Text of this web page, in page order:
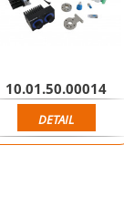
10.01.50.00014
DETAIL